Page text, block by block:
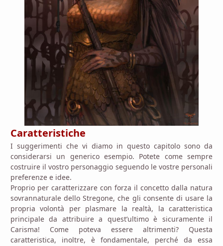
Caratteristiche
I suggerimenti che vi diamo in questo capitolo sono da
considerarsi un generico esempio. Potete come sempre
costruire il vostro personaggio seguendo le vostre personali
preferenze e idee.
Proprio per caratterizzare con forza il concetto dalla natura
sovrannaturale dello Stregone, che gli consente di usare la
propria volontà per plasmare la realtà, la caratteristica
principale da attribuire a quest’ultimo è sicuramente il
Carisma! Come poteva essere altrimenti? Questa
caratteristica, inoltre, è fondamentale, perché da essa